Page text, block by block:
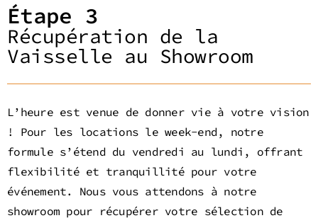
Étape 3
Récupération de la
Vaisselle au Showroom
L’heure est venue de donner vie à votre vision
! Pour les locations le week-end, notre
formule s’étend du vendredi au lundi, offrant
flexibilité et tranquillité pour votre
événement. Nous vous attendons à notre
showroom pour récupérer votre sélection de